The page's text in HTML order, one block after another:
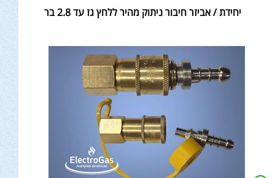
יחידת / אביזר חיבור ניתוק מהיר ללחץ גז עד 2.8 בר